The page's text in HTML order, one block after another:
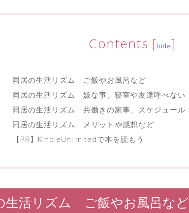
Contents [hide]
同居の生活リズム ご飯やお風呂など
同居の生活リズム 嫌な事、寝室や友達呼べない
同居の生活リズム 共働きの家事、スケジュール
同居の生活リズム メリットや感想など
【PR】KindleUnlimitedで本を読もう
生活リズム ご飯やお風呂など